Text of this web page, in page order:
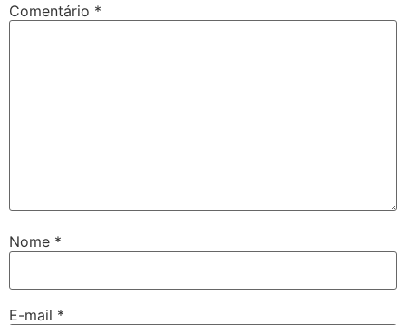
Comentário *
Nome *
E-mail *